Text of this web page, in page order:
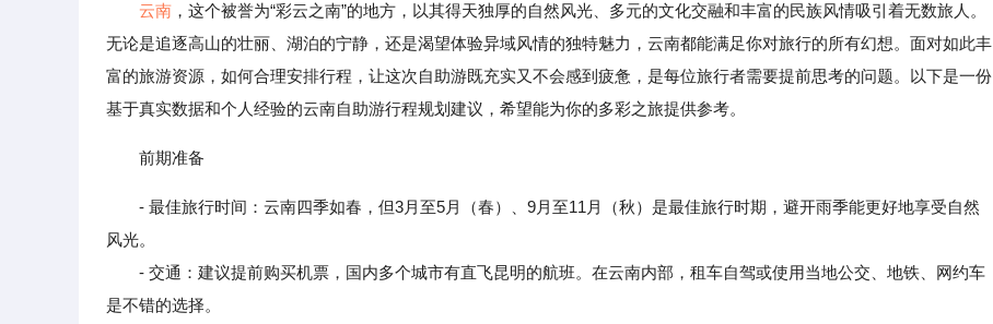
云南 ，这个被誉为“彩云之南”的地方，以其得天独厚的自然风光、多元的文化交融和丰富的民族风情吸引着无数旅人。
无论是追逐高山的壮丽、湖泊的宁静，还是渴望体验异域风情的独特魅力，云南都能满足你对旅行的所有幻想。面对如此丰
富的旅游资源，如何合理安排行程，让这次自助游既充实又不会感到疲惫，是每位旅行者需要提前思考的问题。以下是一份
基于真实数据和个人经验的云南自助游行程规划建议，希望能为你的多彩之旅提供参考。
前期准备
- 最佳旅行时间：云南四季如春，但3月至5月（春）、9月至11月（秋）是最佳旅行时期，避开雨季能更好地享受自然
风光。
- 交通：建议提前购买机票，国内多个城市有直飞昆明的航班。在云南内部，租车自驾或使用当地公交、地铁、网约车
是不错的选择。